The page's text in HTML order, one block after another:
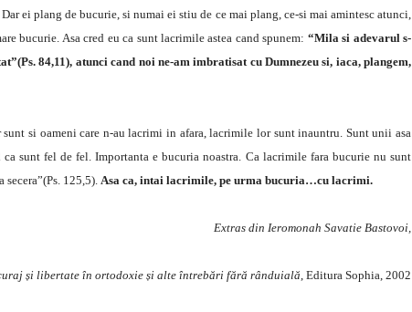
ei plang de bucurie, si numai ei stiu de ce mai plang, ce-si mai amintesc atunci,
bucurie. Asa cred eu ca sunt lacrimile astea cand spunem: “Mila si adevarul s-
84,11), atunci cand noi ne-am imbratisat cu Dumnezeu si, iaca, plangem,
sunt si oameni care n-au lacrimi in afara, lacrimile lor sunt inauntru. Sunt unii asa
sunt fel de fel. Importanta e bucuria noastra. Ca lacrimile fara bucurie nu sunt
125,5). Asa ca, intai lacrimile, pe urma bucuria…cu lacrimi.
Extras din Ieromonah Savatie Bastovoi,
și libertate în ortodoxie și alte întrebări fără rânduială, Editura Sophia, 2002